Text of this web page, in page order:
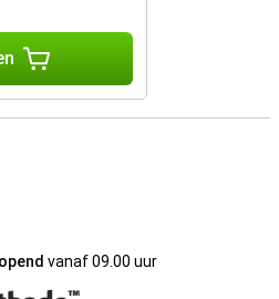
vanaf 09.00 uur